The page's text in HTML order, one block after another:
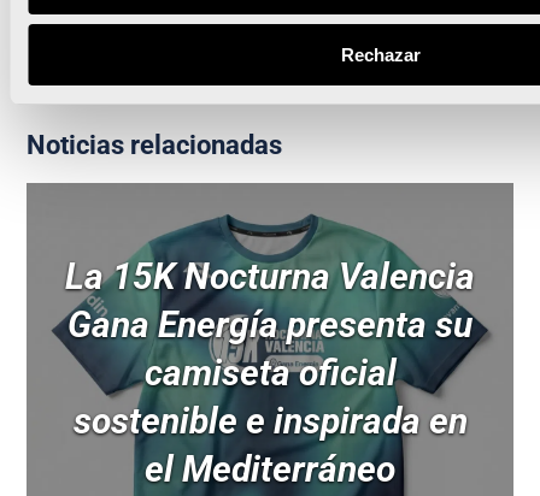
Rechazar
Noticias relacionadas
La 15K Nocturna Valencia
Gana Energía presenta su
camiseta oficial
sostenible e inspirada en
el Mediterráneo